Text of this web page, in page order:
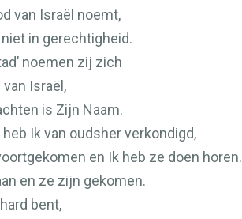
van Israël noemt,
in gerechtigheid.
noemen zij zich
Israël,
is Zijn Naam.
Ik van oudsher verkondigd,
en Ik heb ze doen horen.
en ze zijn gekomen.
bent,